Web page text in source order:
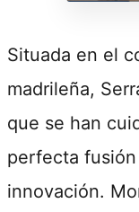
Situada en el
madrileña,
que se han
perfecta
innovación.